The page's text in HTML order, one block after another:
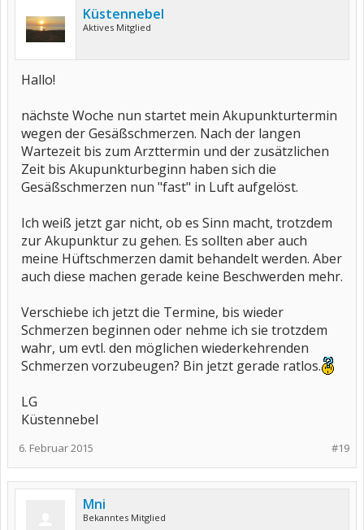
Küstennebel
Aktives Mitglied
Hallo!
nächste Woche nun startet mein Akupunkturtermin
wegen der Gesäßschmerzen. Nach der langen
Wartezeit bis zum Arzttermin und der zusätzlichen
Zeit bis Akupunkturbeginn haben sich die
Gesäßschmerzen nun "fast" in Luft aufgelöst.
Ich weiß jetzt gar nicht, ob es Sinn macht, trotzdem
zur Akupunktur zu gehen. Es sollten aber auch
meine Hüftschmerzen damit behandelt werden. Aber
auch diese machen gerade keine Beschwerden mehr.
Verschiebe ich jetzt die Termine, bis wieder
Schmerzen beginnen oder nehme ich sie trotzdem
wahr, um evtl. den möglichen wiederkehrenden
Schmerzen vorzubeugen? Bin jetzt gerade ratlos.
LG
Küstennebel
#19
6. Februar 2015
Mni
Bekanntes Mitglied